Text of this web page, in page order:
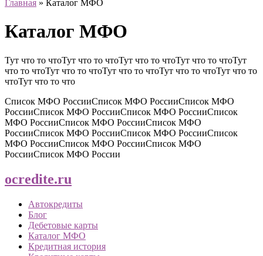
Главная » Каталог МФО
Каталог МФО
Тут что то чтоТут что то чтоТут что то чтоТут что то чтоТут
что то чтоТут что то чтоТут что то чтоТут что то чтоТут что то
чтоТут что то что
Список МФО РоссииСписок МФО РоссииСписок МФО
РоссииСписок МФО РоссииСписок МФО РоссииСписок
МФО РоссииСписок МФО РоссииСписок МФО
РоссииСписок МФО РоссииСписок МФО РоссииСписок
МФО РоссииСписок МФО РоссииСписок МФО
РоссииСписок МФО России
ocredite.ru
Автокредиты
Блог
Дебетовые карты
Каталог МФО
Кредитная история